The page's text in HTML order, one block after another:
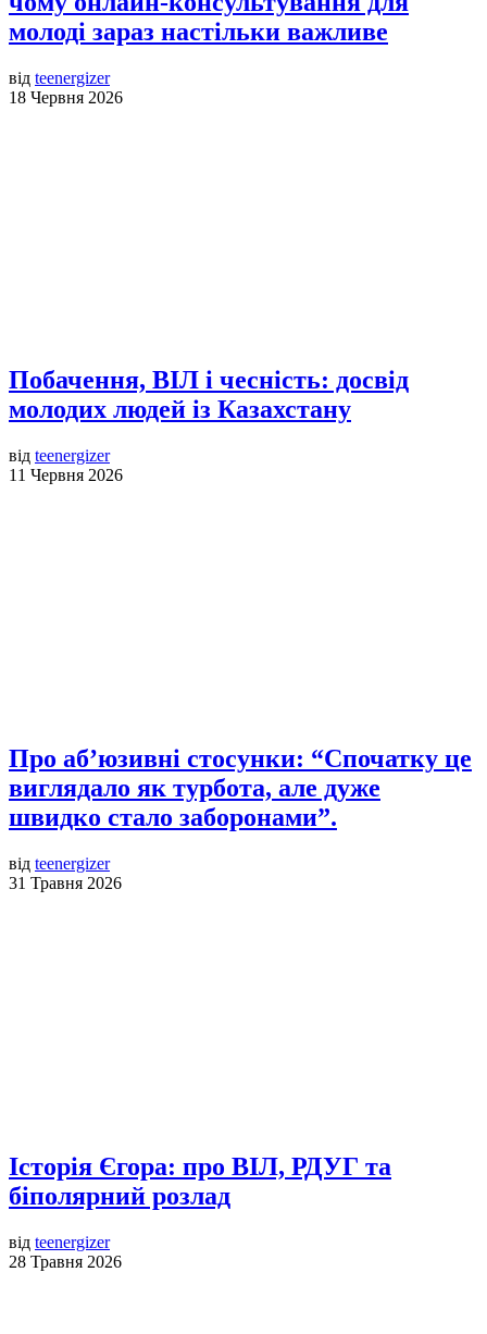
молоді зараз настільки важливе
від teenergizer
18 Червня 2026
Побачення, ВІЛ і чесність: досвід
молодих людей із Казахстану
від teenergizer
11 Червня 2026
Про аб’юзивні стосунки: “Спочатку це
виглядало як турбота, але дуже
швидко стало заборонами”.
від teenergizer
31 Травня 2026
Історія Єгора: про ВІЛ, РДУГ та
біполярний розлад
від teenergizer
28 Травня 2026